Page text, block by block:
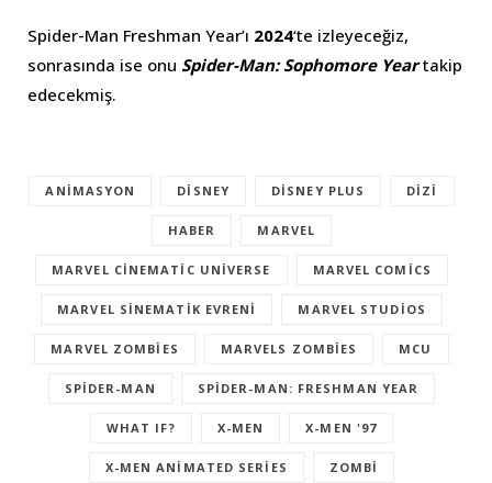
Spider-Man Freshman Year’ı 2024‘te izleyeceğiz,
sonrasında ise onu Spider-Man: Sophomore Yeartakip
edecekmiş.
ANIMASYON DISNEY DISNEY PLUS DIZI
HABER MARVEL
MARVEL CINEMATIC UNIVERSE MARVEL COMICS
MARVEL SINEMATIK EVRENI MARVEL STUDIOS
MARVEL ZOMBIES MARVELS ZOMBIES MCU
SPIDER-MAN SPIDER-MAN: FRESHMAN YEAR
WHAT IF? X-MEN X-MEN '97
X-MEN ANIMATED SERIES ZOMBI